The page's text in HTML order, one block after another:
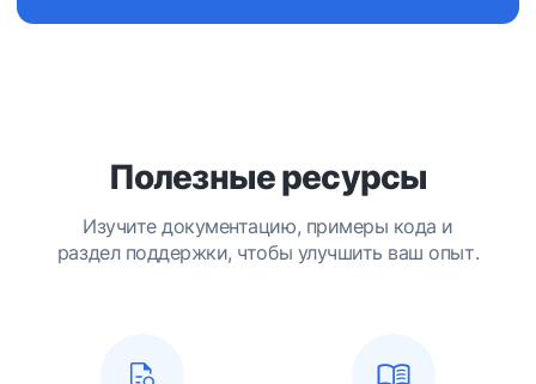
Полезные ресурсы
Изучите документацию, примеры кода и
раздел поддержки, чтобы улучшить ваш опыт.